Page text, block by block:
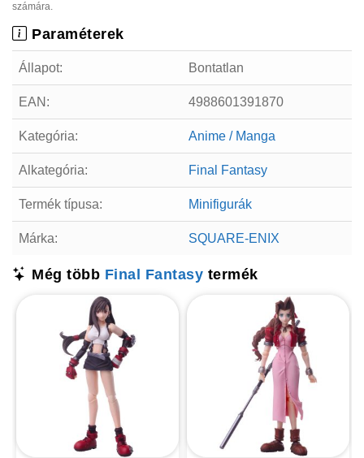
számára.
Paraméterek
Állapot: Bontatlan
EAN: 4988601391870
Kategória: Anime / Manga
Alkategória: Final Fantasy
Termék típusa: Minifigurák
Márka: SQUARE-ENIX
Még több Final Fantasy termék